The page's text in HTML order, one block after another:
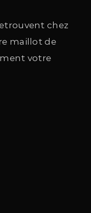
chez
maillot de
votre